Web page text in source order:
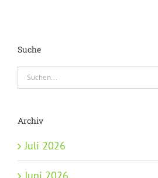
Suche
Suche
nach:
Archiv
Juli 2026